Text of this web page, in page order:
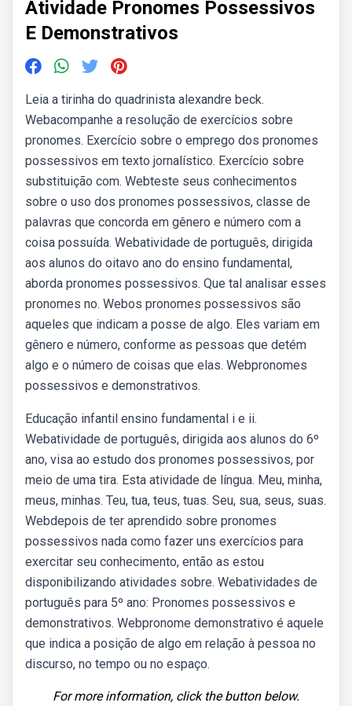
Atividade Pronomes Possessivos
E Demonstrativos
Leia a tirinha do quadrinista alexandre beck.
Webacompanhe a resolução de exercícios sobre
pronomes. Exercício sobre o emprego dos pronomes
possessivos em texto jornalístico. Exercício sobre
substituição com. Webteste seus conhecimentos
sobre o uso dos pronomes possessivos, classe de
palavras que concorda em gênero e número com a
coisa possuída. Webatividade de português, dirigida
aos alunos do oitavo ano do ensino fundamental,
aborda pronomes possessivos. Que tal analisar esses
pronomes no. Webos pronomes possessivos são
aqueles que indicam a posse de algo. Eles variam em
gênero e número, conforme as pessoas que detém
algo e o número de coisas que elas. Webpronomes
possessivos e demonstrativos.
Educação infantil ensino fundamental i e ii.
Webatividade de português, dirigida aos alunos do 6º
ano, visa ao estudo dos pronomes possessivos, por
meio de uma tira. Esta atividade de língua. Meu, minha,
meus, minhas. Teu, tua, teus, tuas. Seu, sua, seus, suas.
Webdepois de ter aprendido sobre pronomes
possessivos nada como fazer uns exercícios para
exercitar seu conhecimento, então as estou
disponibilizando atividades sobre. Webatividades de
português para 5º ano: Pronomes possessivos e
demonstrativos. Webpronome demonstrativo é aquele
que indica a posição de algo em relação à pessoa no
discurso, no tempo ou no espaço.
For more information, click the button below.